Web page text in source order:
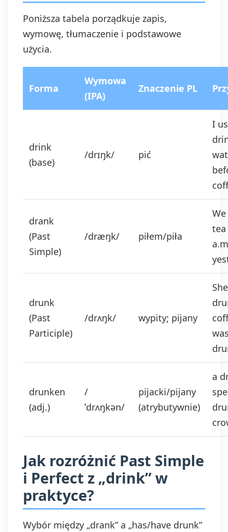
Poniższa tabela porządkuje zapis,
wymowę, tłumaczenie i podstawowe
użycia.
Forma
Wymowa
(IPA)
Znaczenie PL
drink
(base)
/drɪŋk/ pić
I
drank
(Past
Simple)
/dræŋk/ piłem/piła
drunk
(Past
Participle)
/drʌŋk/ wypity; pijany
drunken
(adj.)
/
ˈdrʌŋkən/
pijacki/pijany
(atrybutywnie)
a
Jak rozróżnić Past Simple
i Perfect z „drink” w
praktyce?
Wybór między „drank” a „has/have drunk”